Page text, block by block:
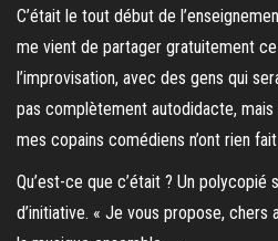
C’était le tout début de
me vient de partager gratuitement
l’improvisation, avec des gens qui
pas complètement autodidacte, mais
mes copains comédiens n’ont rien
Qu’est-ce que c’était ? Un polycopié
d’initiative. « Je vous propose, chers